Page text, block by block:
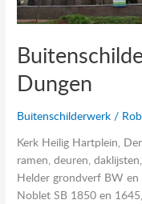
Dungen
Buitenschilderwerk /
Kerk Heilig Hartplein,
ramen, deuren,
Helder grondverf BW
Noblet SB 1850 en